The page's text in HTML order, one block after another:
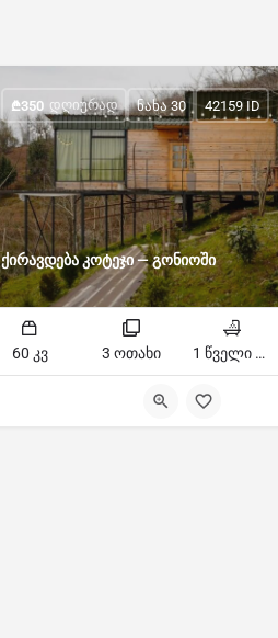
ქირავდება კოტეჯი — გონიოში
₾350 ᲓᲦᲘᲣᲠᲐᲓ ნახა 30 42159 ID
60 კვ 3 ოთახი 1 წველი წერტილი